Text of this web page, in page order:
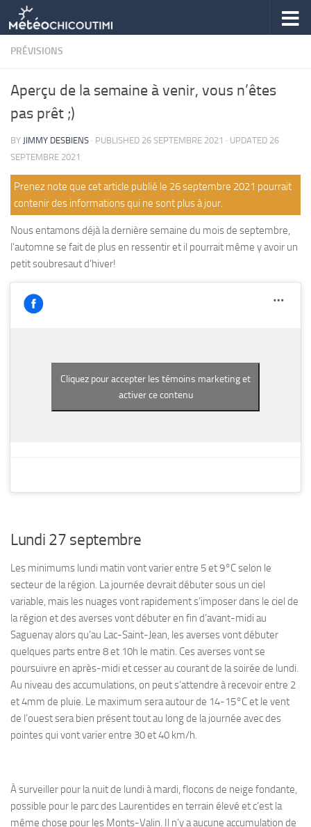
Skip to content
PRÉVISIONS
Aperçu de la semaine à venir, vous n’êtes
pas prêt ;)
BY JIMMY DESBIENS · PUBLISHED 26 SEPTEMBRE 2021 · UPDATED 26
SEPTEMBRE 2021
Prenez note que cet article publié le 26 septembre 2021 pourrait
contenir des informations qui ne sont plus à jour.
Nous entamons déjà la dernière semaine du mois de septembre,
l’automne se fait de plus en ressentir et il pourrait même y avoir un
petit soubresaut d’hiver!
Cliquez pour accepter les témoins marketing et
activer ce contenu
Lundi 27 septembre
Les minimums lundi matin vont varier entre 5 et 9°C selon le
secteur de la région. La journée devrait débuter sous un ciel
variable, mais les nuages vont rapidement s’imposer dans le ciel de
la région et des averses vont débuter en fin d’avant-midi au
Saguenay alors qu’au Lac-Saint-Jean, les averses vont débuter
quelques parts entre 8 et 10h le matin. Ces averses vont se
poursuivre en après-midi et cesser au courant de la soirée de lundi.
Au niveau des accumulations, on peut s’attendre à recevoir entre 2
et 4mm de pluie. Le maximum sera autour de 14-15°C et le vent
de l’ouest sera bien présent tout au long de la journée avec des
pointes qui vont varier entre 30 et 40 km/h.
À surveiller pour la nuit de lundi à mardi, flocons de neige fondante,
possible pour le parc des Laurentides en terrain élevé et c’est la
même chose pour les Monts-Valin. Il n’y a aucune accumulation de